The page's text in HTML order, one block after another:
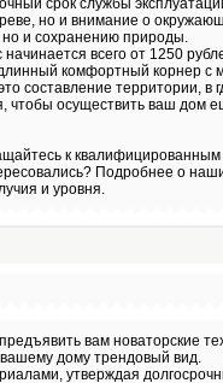
срок службы
но и внимание о
но и сохранению природы.
всего от 1250
комфортный корнер с
составление территории, в
осуществить ваш дом
к
Подробнее о
и уровня.
вам новаторские
дому трендовый вид.
утверждая